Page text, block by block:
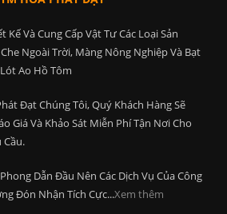
Kế Và Cung Cấp Vật Tư Các Loại Sản
Ngoài Trời, Màng Nông Nghiệp Và Bạt
Ao Hồ Tôm
Đạt Chúng Tôi, Quý Khách Hàng Sẽ
Giá Và Khảo Sát Miễn Phí Tận Nơi Cho
Cầu.
Dẫn Đầu Nên Các Dịch Vụ Của Công
Đón Nhận Tích Cực...Xem thêm